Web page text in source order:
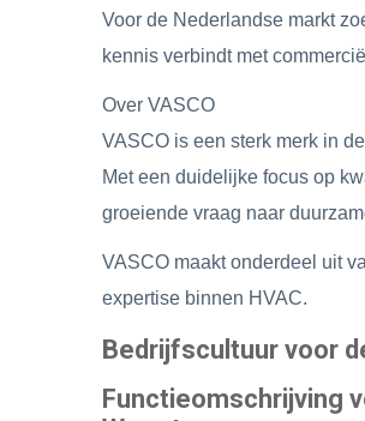
Voor de Nederlandse markt
kennis verbindt met
Over VASCO
VASCO is een sterk merk in
Met een duidelijke focus op
groeiende vraag naar
VASCO maakt onderdeel uit
expertise binnen HVAC.
Bedrijfscultuur voor
Functieomschrijving